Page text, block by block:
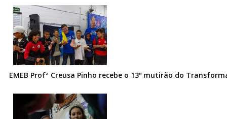
EMEB Profª Creusa Pinho recebe o 13º mutirão do